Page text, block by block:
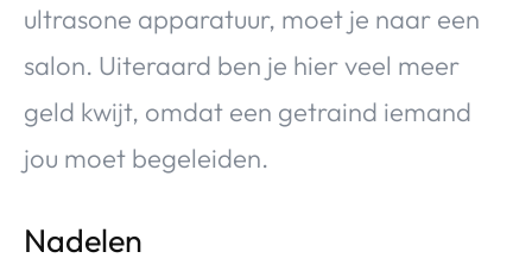
ultrasone apparatuur, moet je naar een
salon. Uiteraard ben je hier veel meer
geld kwijt, omdat een getraind iemand
jou moet begeleiden.
Nadelen